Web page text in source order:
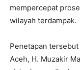
mempercepat
wilayah terdampak.
Penetapan
Aceh, H. Muzakir